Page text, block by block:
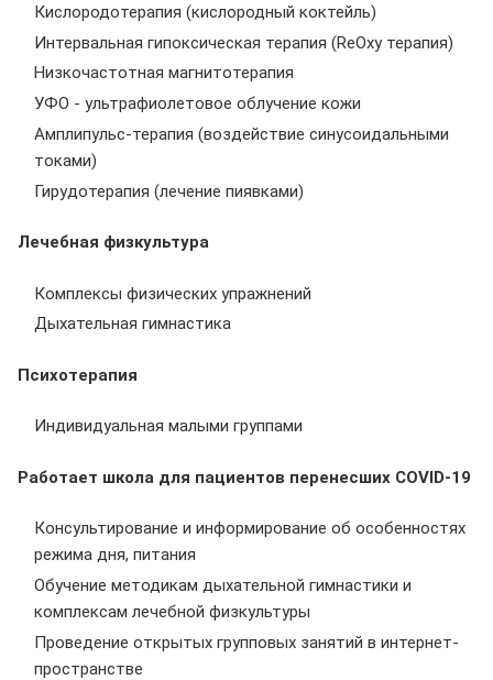
Кислородотерапия (кислородный коктейль)
Интервальная гипоксическая терапия (ReOxy терапия)
Низкочастотная магнитотерапия
УФО - ультрафиолетовое облучение кожи
Амплипульс-терапия (воздействие синусоидальными
токами)
Гирудотерапия (лечение пиявками)
Лечебная физкультура
Комплексы физических упражнений
Дыхательная гимнастика
Психотерапия
Индивидуальная малыми группами
Работает школа для пациентов перенесших COVID-19
Консультирование и информирование об особенностях
режима дня, питания
Обучение методикам дыхательной гимнастики и
комплексам лечебной физкультуры
Проведение открытых групповых занятий в интернет-
пространстве